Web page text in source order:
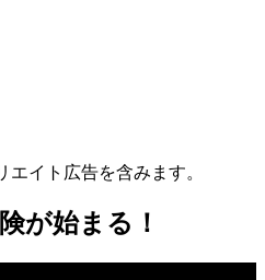
イト広告を含みます。
が始まる！